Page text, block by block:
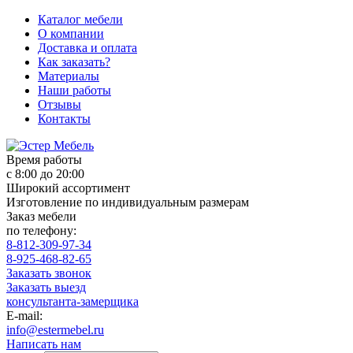
Каталог мебели
О компании
Доставка и оплата
Как заказать?
Материалы
Наши работы
Отзывы
Контакты
Время работы
с 8:00 до 20:00
Широкий ассортимент
Изготовление по индивидуальным размерам
Заказ мебели
по телефону:
8-812-309-97-34
8-925-468-82-65
Заказать звонок
Заказать выезд
консультанта-замерщика
E-mail:
info@estermebel.ru
Написать нам